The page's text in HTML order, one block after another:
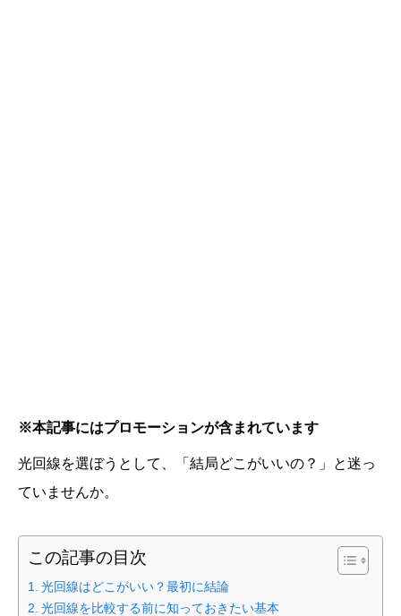
※本記事にはプロモーションが含まれています
光回線を選ぼうとして、「結局どこがいいの？」と迷っ
ていませんか。
この記事の目次
光回線はどこがいい？最初に結論
光回線を比較する前に知っておきたい基本